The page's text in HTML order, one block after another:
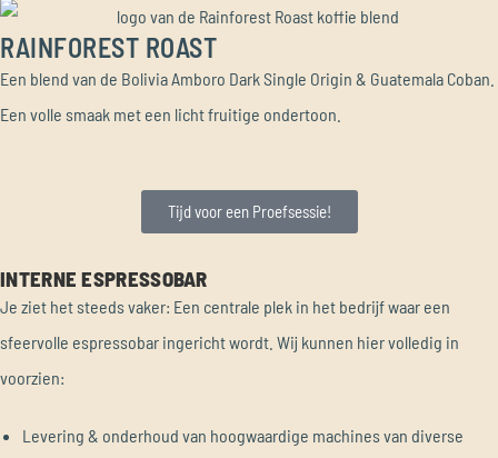
RAINFOREST ROAST
Een blend van de Bolivia Amboro Dark Single Origin & Guatemala Coban.
Een volle smaak met een licht fruitige ondertoon.
Tijd voor een Proefsessie!
INTERNE ESPRESSOBAR
Je ziet het steeds vaker: Een centrale plek in het bedrijf waar een
sfeervolle espressobar ingericht wordt. Wij kunnen hier volledig in
voorzien:
Levering & onderhoud van hoogwaardige machines van diverse